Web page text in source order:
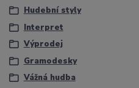
Hudební styly
Interpret
Výprodej
Gramodesky
Vážná hudba